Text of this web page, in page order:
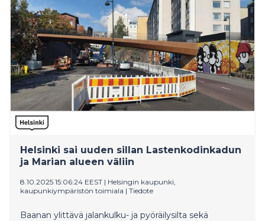
Helsinki sai uuden sillan Lastenkodinkadun
ja Marian alueen väliin
8.10.2025 15:06:24 EEST | Helsingin kaupunki,
kaupunkiympäristön toimiala | Tiedote
Baanan ylittävä jalankulku- ja pyöräilysilta sekä